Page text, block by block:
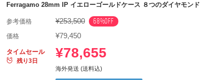
Ferragamo 28mm IP イエローゴールドケース ８つのダイヤモンド
参考価格 ¥253,500 68%OFF
価格 ¥79,450
タイムセール
残り3日
¥78,655
海外発送 (送料込)